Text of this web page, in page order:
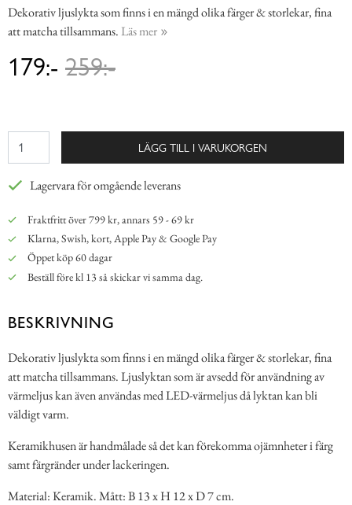
Dekorativ ljuslykta som finns i en mängd olika färger & storlekar, fina
att matcha tillsammans. Läs mer
179:- 259:-
LÄGG TILL I VARUKORGEN
Lagervara för omgående leverans
Fraktfritt över 799 kr, annars 59 - 69 kr
Klarna, Swish, kort, Apple Pay & Google Pay
Öppet köp 60 dagar
Beställ före kl 13 så skickar vi samma dag.
BESKRIVNING
Dekorativ ljuslykta som finns i en mängd olika färger & storlekar, fina
att matcha tillsammans. Ljuslyktan som är avsedd för användning av
värmeljus kan även användas med LED-värmeljus då lyktan kan bli
väldigt varm.
Keramikhusen är handmålade så det kan förekomma ojämnheter i färg
samt färgränder under lackeringen.
Material: Keramik. Mått: B 13 x H 12 x D 7 cm.